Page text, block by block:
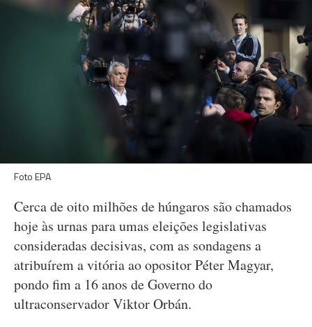
Foto EPA
Cerca de oito milhões de húngaros são chamados
hoje às urnas para umas eleições legislativas
consideradas decisivas, com as sondagens a
atribuírem a vitória ao opositor Péter Magyar,
pondo fim a 16 anos de Governo do
ultraconservador Viktor Orbán.